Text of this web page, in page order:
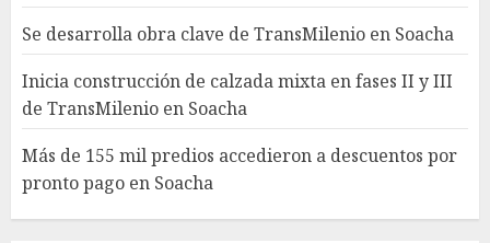
Se desarrolla obra clave de TransMilenio en Soacha
Inicia construcción de calzada mixta en fases II y III
de TransMilenio en Soacha
Más de 155 mil predios accedieron a descuentos por
pronto pago en Soacha